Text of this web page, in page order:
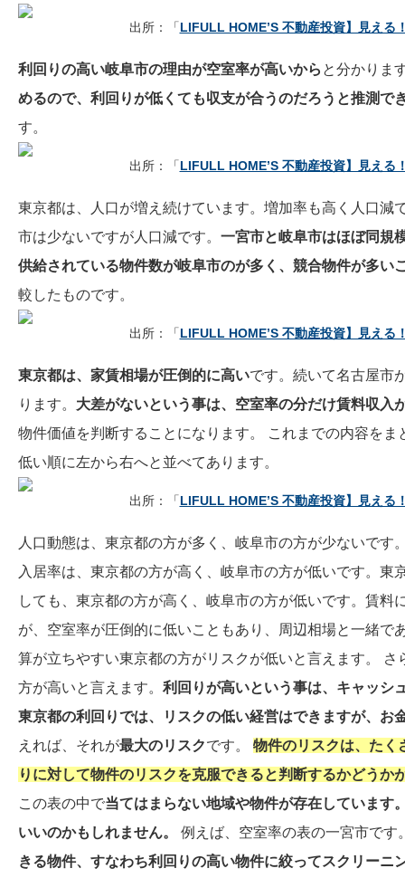
出所：「LIFULL HOME’S 不動産投資】見える
利 回りの高い岐阜市の理由が空室率が高いから と分かりま
めるので、利回りが低くても収支が合うのだろうと推測で
す。
出所：「LIFULL HOME’S 不動産投資】見える
東京都は、人口が増え続けています。増加率も高く人口
市は少ないですが人口減です。 一宮市と岐阜市はほぼ同規
供給されている物件数が岐阜市のが多く、競合物件が多い
較したものです。
出所：「LIFULL HOME’S 不動産投資】見える
東京都は、家賃相場が圧倒的に高いです。続いて名古屋市
ります。 大差がないという事は、空室率の分だけ賃料収入
物件価値を判断することになります。 これまでの内容を
低い順に左から右へと並べてあります。
出所：「LIFULL HOME’S 不動産投資】見える
人口動態は、東京都の方が多く、岐阜市の方が少ないで
入居率は、東京都の方が高く、岐阜市の方が低いです。
しても、東京都の方が高く、岐阜市の方が低いです。賃
が、空室率が圧倒的に低いこともあり、周辺相場と一緒
算が立ちやすい東京都の方がリスクが低いと言えます。
方が高いと言えます。 利回りが高いという事は、キャッシ
東京都の利回りでは、リスクの低い経営はできますが、お
えれば、それが最大のリスクです。 物件のリスクは、たく
りに対して物件のリスクを克服できると判断するかどうか
この表の中で当てはまらない地域や物件が存在しています
いいのかもしれません。
例えば、空室率の表の一宮市です
きる物件、すなわち利回りの高い物件に絞ってスクリー